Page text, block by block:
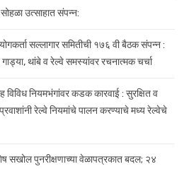
उत्साहात संपन्न:
सल्लागार समितीची १७६ वी बैठक संपन्न :
थांबे व रेल्वे समस्यांवर रचनात्मक चर्चा
विविध नियमभंगांवर कडक कारवाई : सुरक्षित व
रेल्वे नियमांचे पालन करण्याचे मध्य रेल्वेचे
सखोल पुनरीक्षणाच्या वेळापत्रकात बदल; २४